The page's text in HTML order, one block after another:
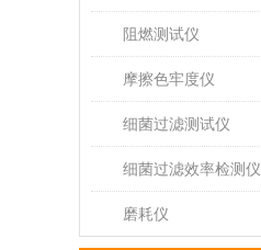
阻燃测试仪
摩擦色牢度仪
细菌过滤测试仪
细菌过滤效率检测仪
磨耗仪